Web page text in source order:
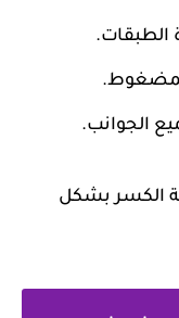
الطبقات.
المضغوط.
الجوانب.
الكسر بشكل